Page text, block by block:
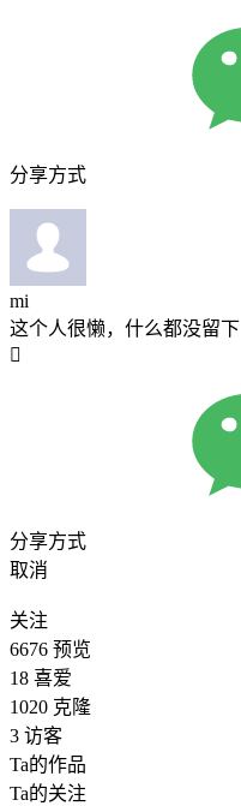
分享方式
mi
这个人很懒，什么都没留下

分享方式
取消
关注
6676 预览
18 喜爱
1020 克隆
3 访客
Ta的作品
Ta的关注